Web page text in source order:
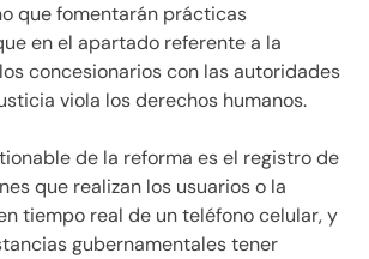
que fomentarán prácticas
en el apartado referente a la
concesionarios con las autoridades
viola los derechos humanos.
de la reforma es el registro de
que realizan los usuarios o la
tiempo real de un teléfono celular, y
gubernamentales tener